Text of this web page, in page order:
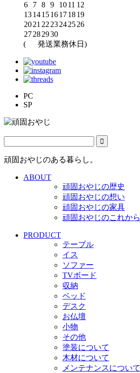
6
7 8 9 1011 12
13141516171819
2021 22 23242526
27282930
(
発送業務休日)
PC
SP
頑固おやじのある暮らし。
ABOUT
頑固おやじの歴史
頑固おやじの想い
頑固おやじの家具
頑固おやじのこれから
PRODUCT
テーブル
イス
ソファー
TVボード
収納
ベッド
デスク
お仏壇
小物
その他
塗装について
木材について
メンテナンスについて